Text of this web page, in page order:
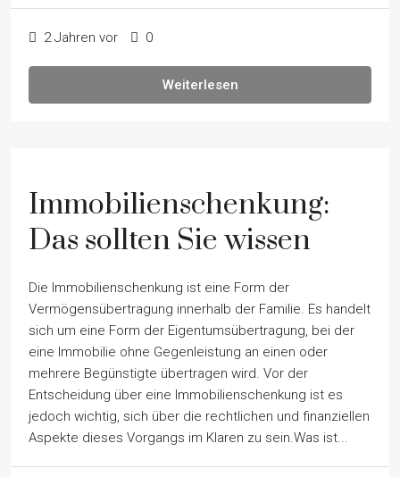
2 Jahren vor 0
Weiterlesen
Immobilienschenkung:
Das sollten Sie wissen
Die Immobilienschenkung ist eine Form der
Vermögensübertragung innerhalb der Familie. Es handelt
sich um eine Form der Eigentumsübertragung, bei der
eine Immobilie ohne Gegenleistung an einen oder
mehrere Begünstigte übertragen wird. Vor der
Entscheidung über eine Immobilienschenkung ist es
jedoch wichtig, sich über die rechtlichen und finanziellen
Aspekte dieses Vorgangs im Klaren zu sein.Was ist...